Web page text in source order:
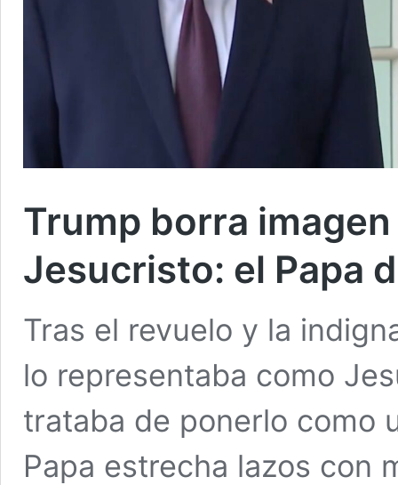
Trump borra
Jesucristo: el Papa
Tras el revuelo y la
lo representaba como
trataba de ponerlo como
Papa estrecha lazos con